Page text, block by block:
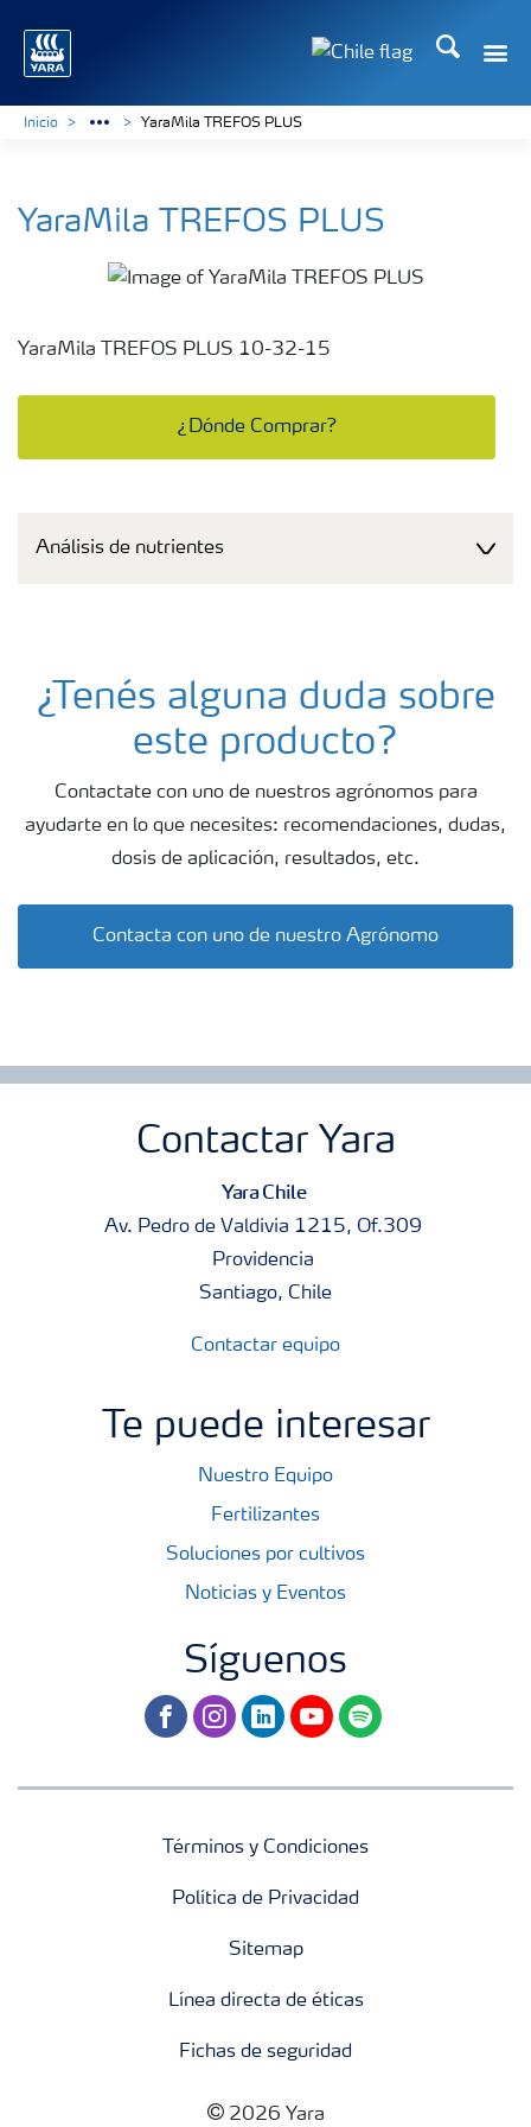
Buscar
Inicio YaraMila TREFOS PLUS
YaraMila TREFOS PLUS
YaraMila TREFOS PLUS 10-32-15
¿Dónde Comprar?
Análisis de nutrientes
¿Tenés alguna duda sobre
este producto?
Contactate con uno de nuestros agrónomos para
ayudarte en lo que necesites: recomendaciones, dudas,
dosis de aplicación, resultados, etc.
Contacta con uno de nuestro Agrónomo
Contactar Yara
Yara Chile
Av. Pedro de Valdivia 1215, Of.309
Providencia
Santiago, Chile
Contactar equipo
Te puede interesar
Nuestro Equipo
Fertilizantes
Soluciones por cultivos
Noticias y Eventos
Síguenos
facebookinstagram
linkedinyoutubespotify
Términos y Condiciones
Política de Privacidad
Sitemap
Línea directa de éticas
Fichas de seguridad
2026 Yara